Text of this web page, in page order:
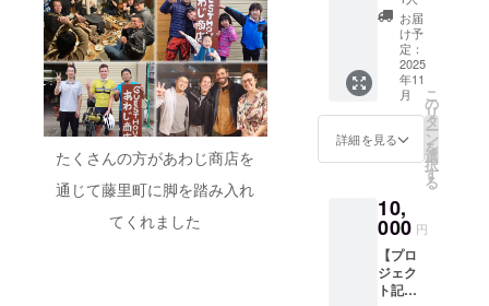
たくさんの方があわじ商店を
通じて藤里町に脚を踏み入れ
てくれました
ガイド
ツアー
事業開
始から1
年後ま
クログ
リー
ン」】
ふじさ
とマイ
クロ
ファー
ムの
microgr
eens
をお届
け！ ～
マイク
ログ
リーン
とは？
お届
け予
定：
2025
年11
月
詳細を見る
こ
の
リ
タ
ー
ン
を
選
択
す
る
10,
000 円
【プロ
ジェク
ト記念T